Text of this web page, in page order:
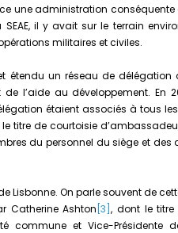
une administration conséquente
il y avait sur le terrain
militaires et civiles.
étendu un réseau de
l’aide au développement. En
étaient associés à tous
titre de courtoisie
du personnel du siège et
Lisbonne. On parle souvent de
Catherine Ashton [3], dont le titre
commune et Vice-Présidente